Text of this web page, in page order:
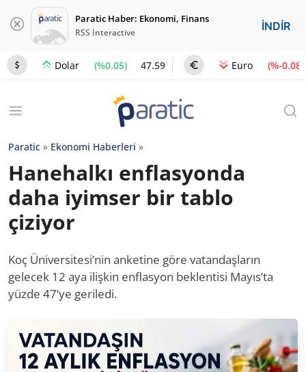
Paratic Haber: Ekonomi, Finans
RSS Interactive İNDİR
Dolar (%0.05) 47.59 Euro (%-0.08)
Paratic » Ekonomi Haberleri »
Hanehalkı enflasyonda
daha iyimser bir tablo
çiziyor
Koç Üniversitesi’nin anketine göre vatandaşların
gelecek 12 aya ilişkin enflasyon beklentisi Mayıs’ta
yüzde 47’ye geriledi.